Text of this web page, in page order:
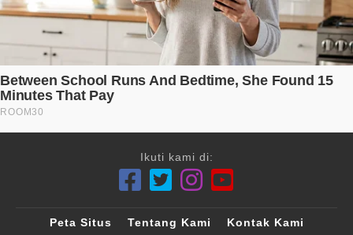
Ikuti kami di:
Peta Situs Tentang Kami Kontak Kami